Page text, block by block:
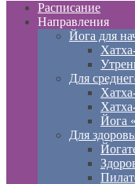
Расписание
Направления
Йога для
Для
Йога
Для